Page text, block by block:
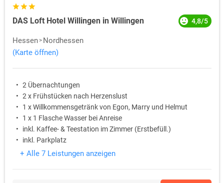
DAS Loft Hotel Willingen in Willingen 4,8/5
Hessen
Nordhessen
(Karte öffnen)
2 Übernachtungen
2 x Frühstücken nach Herzenslust
1 x Willkommensgetränk von Egon, Marry und Helmut
1 x 1 Flasche Wasser bei Anreise
inkl. Kaffee- & Teestation im Zimmer (Erstbefüll.)
inkl. Parkplatz
+ Alle 7 Leistungen anzeigen